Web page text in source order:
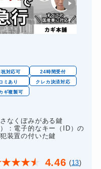
11,000円～(税込)
8,800円～(税込)
8,800円～(税込)
11,000円～(税込)
対応可
24時間受付
ミあり
クレカ決済対応
ギ複製可
なくぼみがある鍵
：電子的なキー（ID）の
装置の付いた鍵
★★★★ 4.46 (13)